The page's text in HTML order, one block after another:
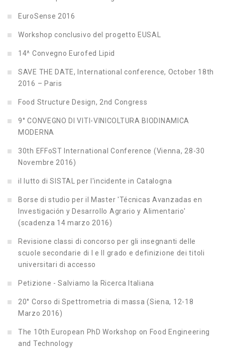
EuroSense 2016
Workshop conclusivo del progetto EUSAL
14^ Convegno Eurofed Lipid
SAVE THE DATE, International conference, October 18th
2016 – Paris
Food Structure Design, 2nd Congress
9° CONVEGNO DI VITI-VINICOLTURA BIODINAMICA
MODERNA
30th EFFoST International Conference (Vienna, 28-30
Novembre 2016)
il lutto di SISTAL per l'incidente in Catalogna
Borse di studio per il Master 'Técnicas Avanzadas en
Investigación y Desarrollo Agrario y Alimentario'
(scadenza 14 marzo 2016)
Revisione classi di concorso per gli insegnanti delle
scuole secondarie di I e II grado e definizione dei titoli
universitari di accesso
Petizione - Salviamo la Ricerca Italiana
20° Corso di Spettrometria di massa (Siena, 12-18
Marzo 2016)
The 10th European PhD Workshop on Food Engineering
and Technology